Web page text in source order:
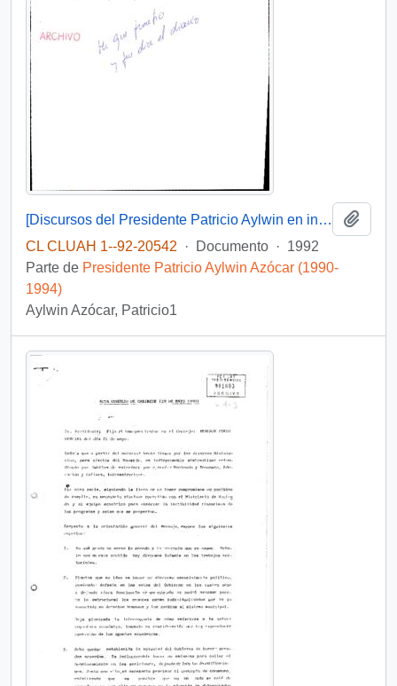
[Discursos del Presidente Patricio Aylwin en inauguración de sistema de alcantarillado de El Carmen y ENAGRO 92´]
CL CLUAH 1--92-20542
· Documento · 1992
Parte de Presidente Patricio Aylwin Azócar (1990-
1994)
Aylwin Azócar, Patricio1